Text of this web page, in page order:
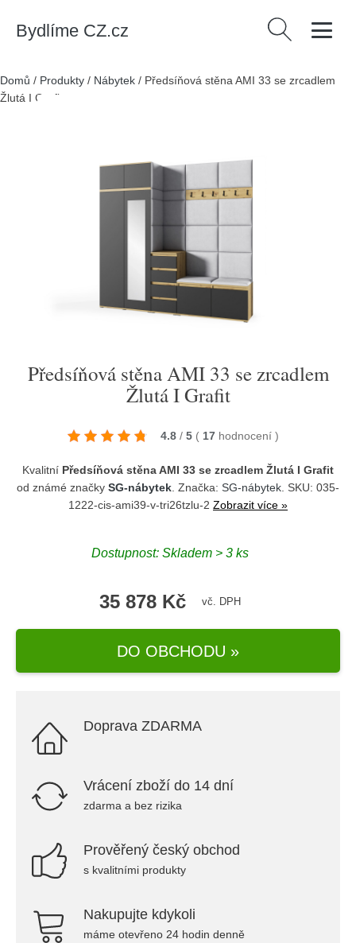
Bydlíme CZ.cz Vyhledávání
Domů / Produkty / Nábytek / Předsíňová stěna AMI 33 se zrcadlem
Žlutá I Grafit
Předsíňová stěna AMI 33 se zrcadlem
Žlutá I Grafit
4.8 / 5 ( 17 hodnocení )
Kvalitní Předsíňová stěna AMI 33 se zrcadlem Žlutá I Grafit
od známé značky SG-nábytek . Značka: SG-nábytek . SKU: 035-
1222-cis-ami39-v-tri26tzlu-2 Zobrazit více »
Dostupnost: Skladem > 3 ks
35 878 Kč vč. DPH
DO OBCHODU »
Doprava ZDARMA
Vrácení zboží do 14 dní
zdarma a bez rizika
Prověřený český obchod
s kvalitními produkty
Nakupujte kdykoli
máme otevřeno 24 hodin denně